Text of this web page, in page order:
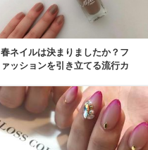
春ネイルは決まりましたか？フ
ァッションを引き立てる流行カ